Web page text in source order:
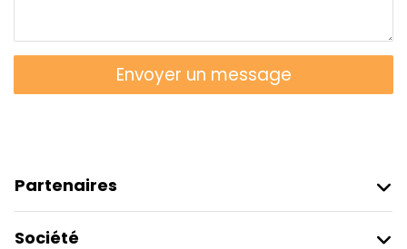
Envoyer un message
Partenaires
Société